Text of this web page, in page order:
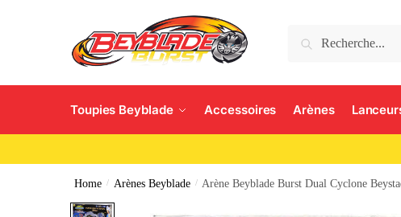
Search
Toupies Beyblade Accessoires Arènes
Home / Arènes Beyblade / Arène Beyblade Burst Dual Cyclone